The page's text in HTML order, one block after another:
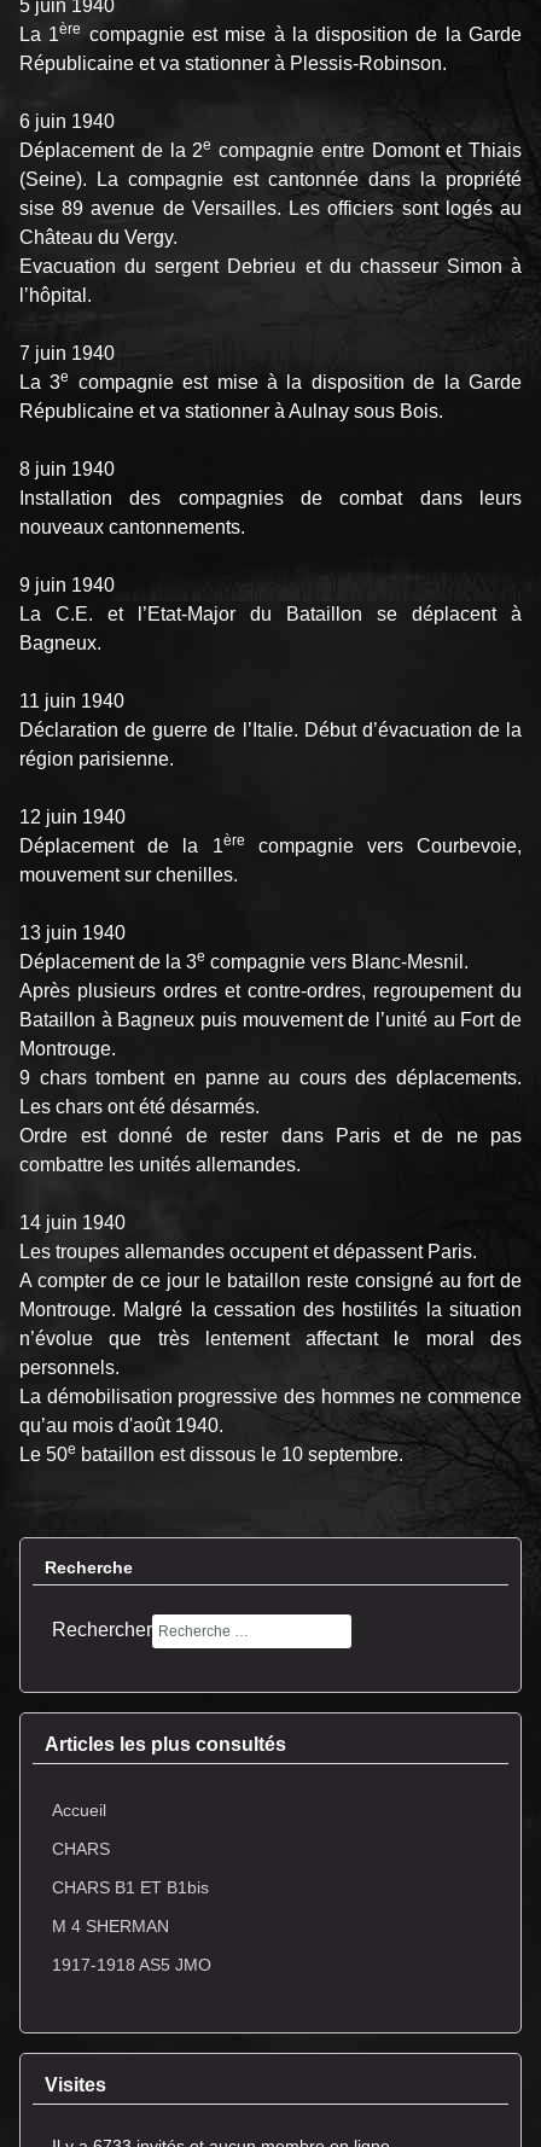
5 juin 1940
La 1ère compagnie est mise à la disposition de la Garde
Républicaine et va stationner à Plessis-Robinson.
6 juin 1940
Déplacement de la 2e compagnie entre Domont et Thiais
(Seine). La compagnie est cantonnée dans la propriété
sise 89 avenue de Versailles. Les officiers sont logés au
Château du Vergy.
Evacuation du sergent Debrieu et du chasseur Simon à
l’hôpital.
7 juin 1940
La 3e
compagnie est mise à la disposition de la Garde
Républicaine et va stationner à Aulnay sous Bois.
8 juin 1940
Installation des compagnies de combat dans leurs
nouveaux cantonnements.
9 juin 1940
La C.E. et l’Etat-Major du Bataillon se déplacent à
Bagneux.
11 juin 1940
Déclaration de guerre de l’Italie. Début d’évacuation de la
région parisienne.
12 juin 1940
Déplacement de la 1ère
compagnie vers Courbevoie,
mouvement sur chenilles.
13 juin 1940
Déplacement de la 3e compagnie vers Blanc-Mesnil.
Après plusieurs ordres et contre-ordres, regroupement du
Bataillon à Bagneux puis mouvement de l’unité au Fort de
Montrouge.
9 chars tombent en panne au cours des déplacements.
Les chars ont été désarmés.
Ordre est donné de rester dans Paris et de ne pas
combattre les unités allemandes.
14 juin 1940
Les troupes allemandes occupent et dépassent Paris.
A compter de ce jour le bataillon reste consigné au fort de
Montrouge. Malgré la cessation des hostilités la situation
n’évolue que très lentement affectant le moral des
personnels.
La démobilisation progressive des hommes ne commence
qu’au mois d'août 1940.
Le 50e bataillon est dissous le 10 septembre.
Recherche
Rechercher
Articles les plus consultés
Accueil
CHARS
CHARS B1 ET B1bis
M 4 SHERMAN
1917-1918 AS5 JMO
Visites